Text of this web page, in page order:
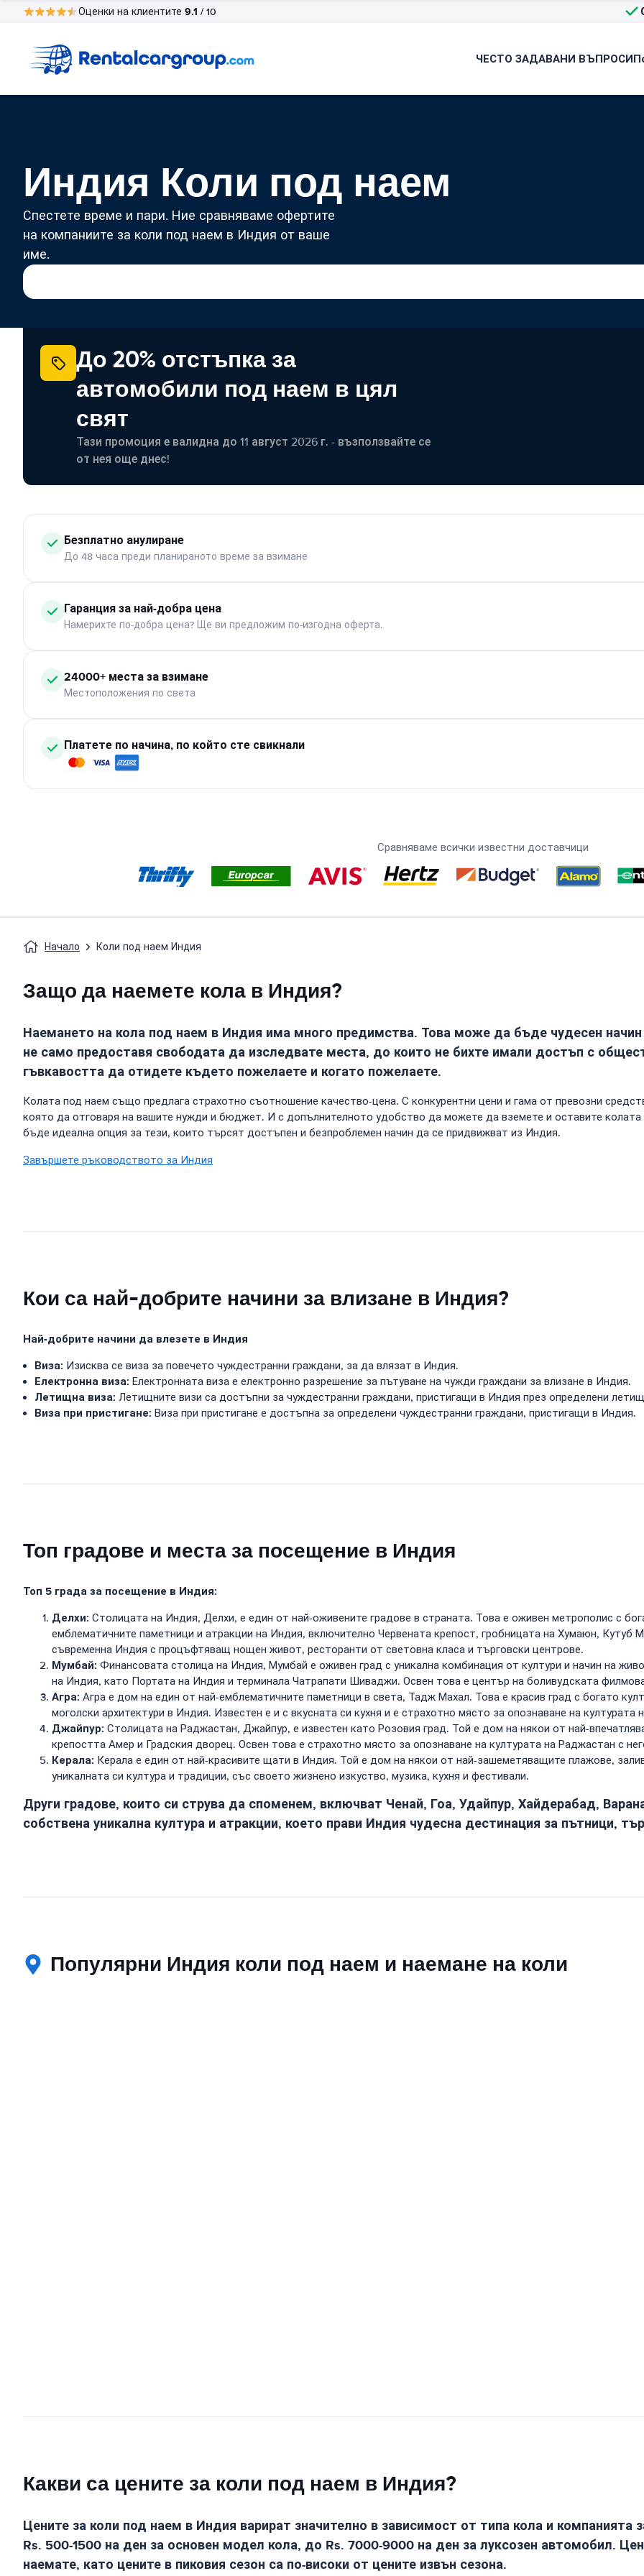
Оценки на клиентите 9.1 / 10
ЧЕСТО ЗАДАВАНИ ВЪПРОСИ
Индия Коли под наем
Спестете време и пари. Ние сравняваме офертите
на компаниите за коли под наем в Индия от ваше
име.
До 20% отстъпка за
автомобили под наем в цял
свят
Тази промоция е валидна до 11 август 2026 г. - възползвайте се
от нея още днес!
Безплатно анулиране
До 48 часа преди планираното време за взимане
Гаранция за най-добра цена
Намерихте по-добра цена? Ще ви предложим по-изгодна оферта.
24000+ места за взимане
Местоположения по света
Платете по начина, по който сте свикнали
Сравняваме всички известни доставчици
Начало Коли под наем Индия
Защо да наемете кола в Индия?
Наемането на кола под наем в Индия има много предимства. Това може да бъде чудесен
не само предоставя свободата да изследвате места, до които не бихте имали достъп с
гъвкавостта да отидете където пожелаете и когато пожелаете.
Колата под наем също предлага страхотно съотношение качество-цена. С конкурентни цени и гама от превозни
която да отговаря на вашите нужди и бюджет. И с допълнителното удобство да можете да вземете и оставите
бъде идеална опция за тези, които търсят достъпен и безпроблемен начин да се придвижват из Индия.
Завършете ръководството за Индия
Кои са най-добрите начини за влизане в Индия?
Най-добрите начини да влезете в Индия
Виза: Изисква се виза за повечето чуждестранни граждани, за да влязат в Индия.
Електронна виза: Електронната виза е електронно разрешение за пътуване на чужди граждани за влизане в Индия.
Летищна виза: Летищните визи са достъпни за чуждестранни граждани, пристигащи в Индия през определени
Виза при пристигане: Виза при пристигане е достъпна за определени чуждестранни граждани, пристигащи в Индия.
Топ градове и места за посещение в Индия
Топ 5 града за посещение в Индия:
Делхи: Столицата на Индия, Делхи, е един от най-оживените градове в страната. Това е оживен метрополис с
емблематичните паметници и атракции на Индия, включително Червената крепост, гробницата на Хумаюн,
съвременна Индия с процъфтяващ нощен живот, ресторанти от световна класа и търговски центрове.
Мумбай: Финансовата столица на Индия, Мумбай е оживен град с уникална комбинация от култури и начин на
на Индия, като Портата на Индия и терминала Чатрапати Шиваджи. Освен това е център на боливудската
Агра: Агра е дом на един от най-емблематичните паметници в света, Тадж Махал. Това е красив град с богато
моголски архитектури в Индия. Известен е и с вкусната си кухня и е страхотно място за опознаване на културата
Джайпур: Столицата на Раджастан, Джайпур, е известен като Розовия град. Той е дом на някои от най-
крепостта Амер и Градския дворец. Освен това е страхотно място за опознаване на културата на Раджастан с
Керала: Керала е един от най-красивите щати в Индия. Той е дом на някои от най-зашеметяващите плажове,
уникалната си култура и традиции, със своето жизнено изкуство, музика, кухня и фестивали.
Други градове, които си струва да споменем, включват Ченай, Гоа, Удайпур, Хайдерабад,
собствена уникална култура и атракции, което прави Индия чудесна дестинация за пътници,
Популярни Индия коли под наем и наемане на коли
Какви са цените за коли под наем в Индия?
Цените за коли под наем в Индия варират значително в зависимост от типа кола и компанията
Rs. 500-1500 на ден за основен модел кола, до Rs. 7000-9000 на ден за луксозен автомобил.
наемате, като цените в пиковия сезон са по-високи от цените извън сезона.